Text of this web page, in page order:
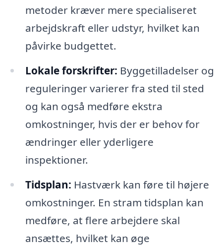
metoder kræver mere specialiseret
arbejdskraft eller udstyr, hvilket kan
påvirke budgettet.
Lokale forskrifter: Byggetilladelser og
reguleringer varierer fra sted til sted
og kan også medføre ekstra
omkostninger, hvis der er behov for
ændringer eller yderligere
inspektioner.
Tidsplan: Hastværk kan føre til højere
omkostninger. En stram tidsplan kan
medføre, at flere arbejdere skal
ansættes, hvilket kan øge